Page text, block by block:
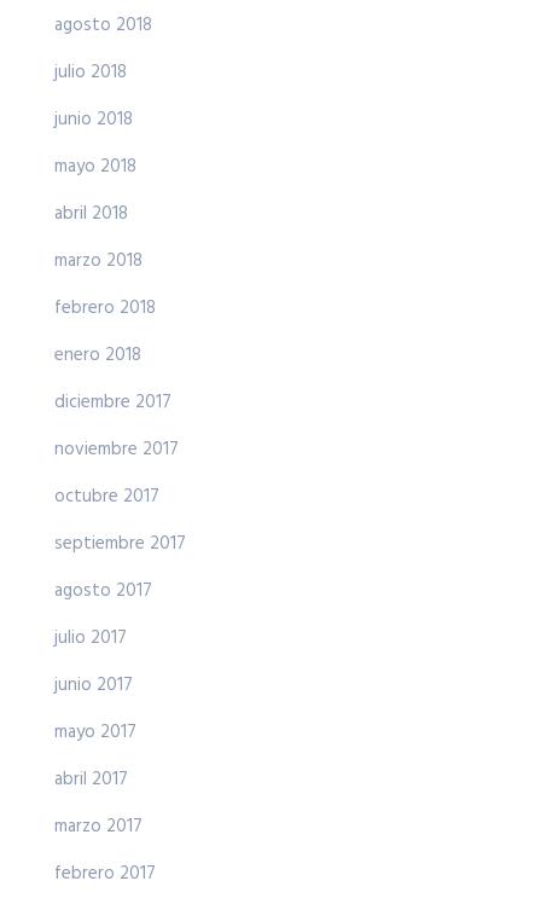
agosto 2018
julio 2018
junio 2018
mayo 2018
abril 2018
marzo 2018
febrero 2018
enero 2018
diciembre 2017
noviembre 2017
octubre 2017
septiembre 2017
agosto 2017
julio 2017
junio 2017
mayo 2017
abril 2017
marzo 2017
febrero 2017